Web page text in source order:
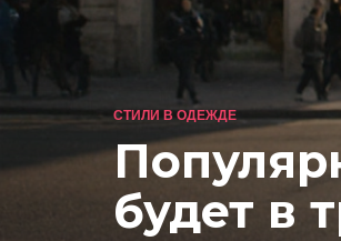
СТИЛИ В ОДЕЖДЕ
будет в